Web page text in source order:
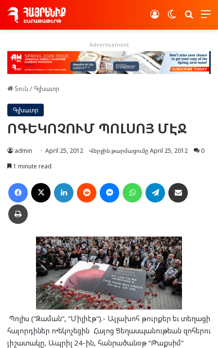
Switch skin
Log In
Advertisement
Տուն / Գլխաւոր
Գլխաւոր
ՈԳԵԿՈՉՈՒՄ ՊՈԼՍՈՅ ՄԷՋ
admin April 25, 2012 Վերջին թարմացումը April 25, 2012
0
1 minute read
Facebook LinkedIn Reddit MessengerWhatsAppTelegram
Տպել
Պոլիս (“Զաման“, “Միլիէթ“).- Այլախոհ թուրքեր եւ տեղացի
հայորդիներ ո•եկոչեցին Հայոց Ցեղասպանութեան զոհերու
յիշատակը, Ապրիլ 24-ին, հանրածանօթ “Թաքսիմ“